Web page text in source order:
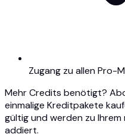
Zugang zu allen Pro-
Mehr Credits benötigt?
einmalige Kreditpakete
gültig und werden zu
addiert.